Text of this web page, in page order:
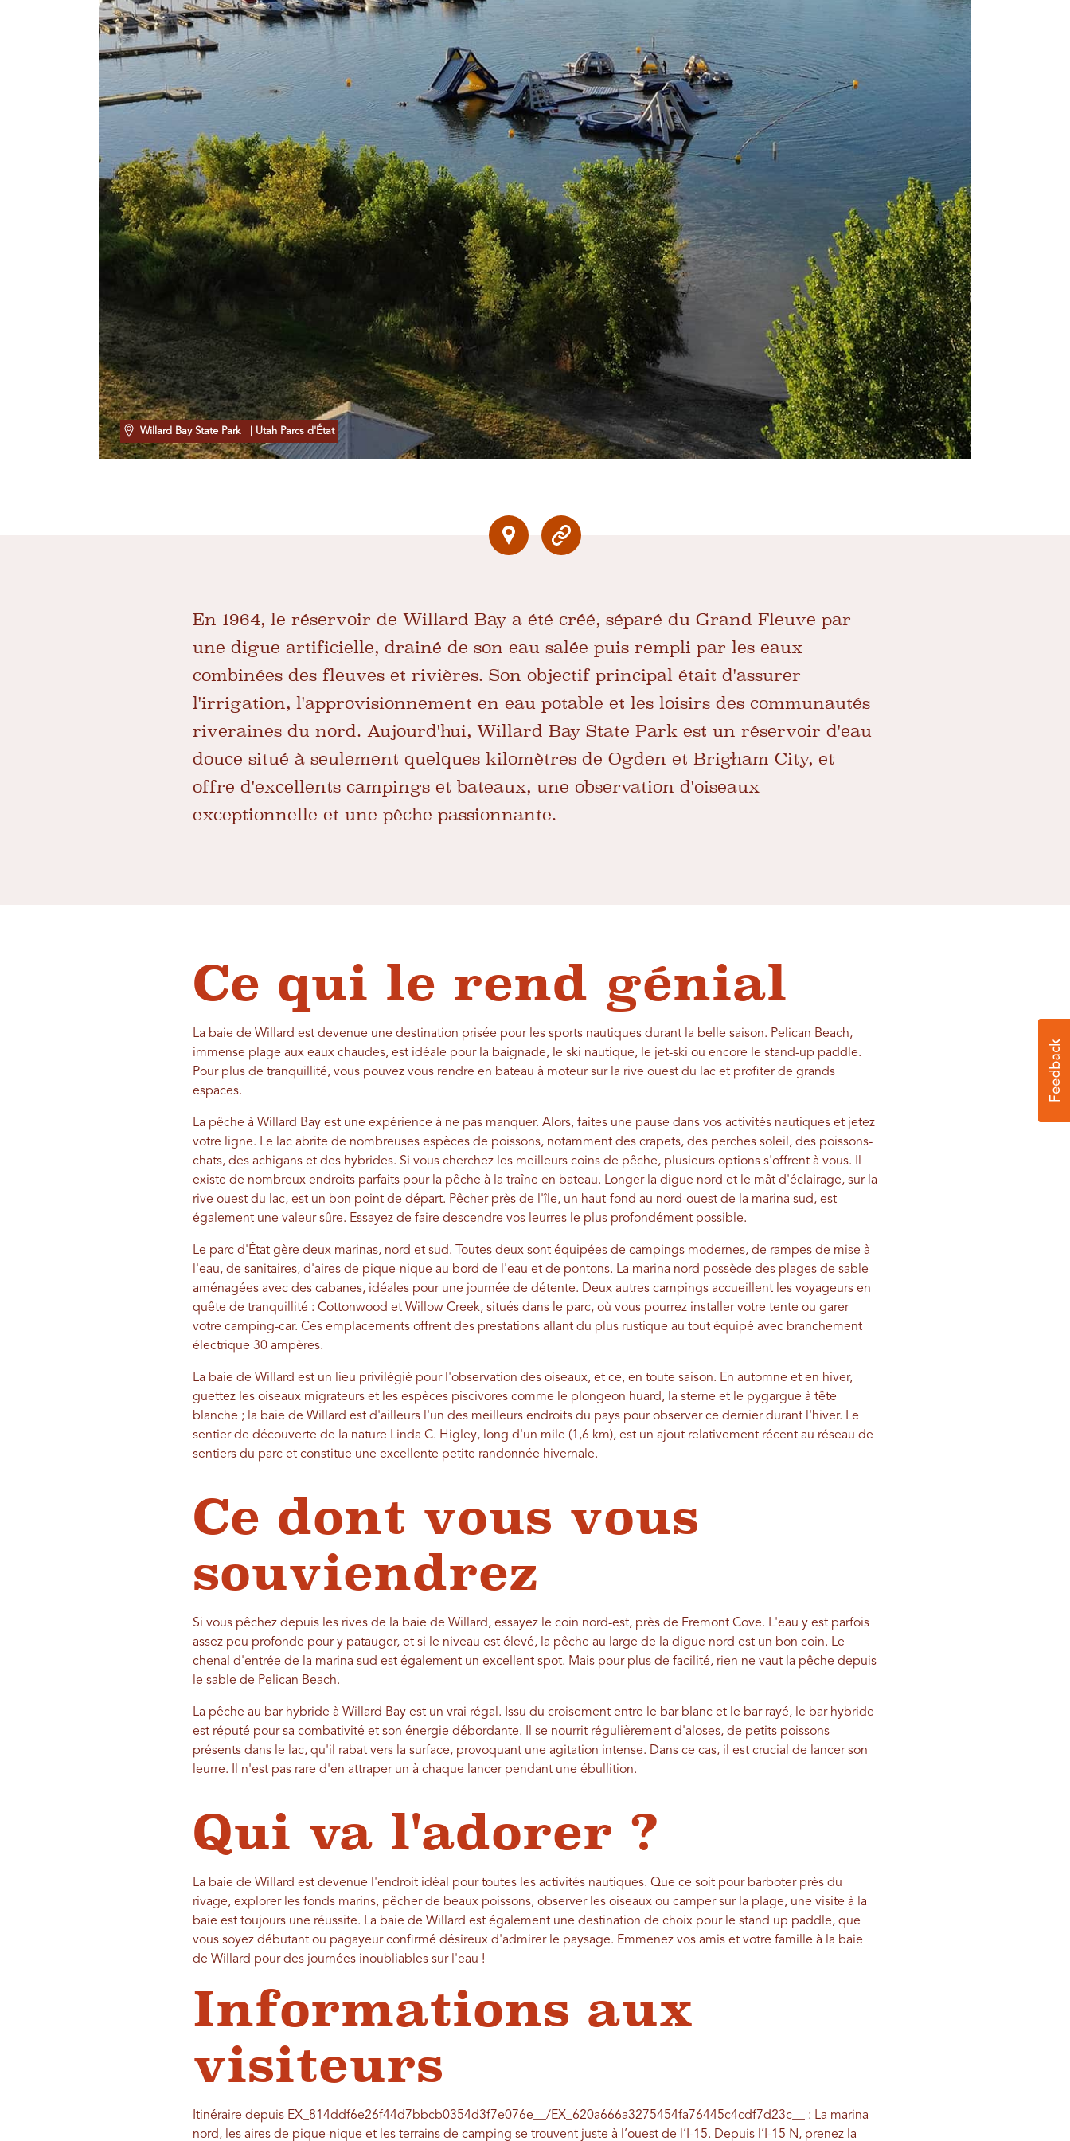
Willard Bay State Park | Utah Parcs d'État
En 1964, le réservoir de Willard Bay a été créé, séparé du Grand Fleuve par
une digue artificielle, drainé de son eau salée puis rempli par les eaux
combinées des fleuves et rivières. Son objectif principal était d'assurer
l'irrigation, l'approvisionnement en eau potable et les loisirs des communautés
riveraines du nord. Aujourd'hui, Willard Bay State Park est un réservoir d'eau
douce situé à seulement quelques kilomètres de Ogden et Brigham City, et
offre d'excellents campings et bateaux, une observation d'oiseaux
exceptionnelle et une pêche passionnante.
Ce qui le rend génial
La baie de Willard est devenue une destination prisée pour les sports nautiques durant la belle saison. Pelican Beach,
immense plage aux eaux chaudes, est idéale pour la baignade, le ski nautique, le jet-ski ou encore le stand-up paddle.
Pour plus de tranquillité, vous pouvez vous rendre en bateau à moteur sur la rive ouest du lac et profiter de grands
espaces.
La pêche à Willard Bay est une expérience à ne pas manquer. Alors, faites une pause dans vos activités nautiques et jetez
votre ligne. Le lac abrite de nombreuses espèces de poissons, notamment des crapets, des perches soleil, des poissons-
chats, des achigans et des hybrides. Si vous cherchez les meilleurs coins de pêche, plusieurs options s'offrent à vous. Il
existe de nombreux endroits parfaits pour la pêche à la traîne en bateau. Longer la digue nord et le mât d'éclairage, sur la
rive ouest du lac, est un bon point de départ. Pêcher près de l'île, un haut-fond au nord-ouest de la marina sud, est
également une valeur sûre. Essayez de faire descendre vos leurres le plus profondément possible.
Le parc d'État gère deux marinas, nord et sud. Toutes deux sont équipées de campings modernes, de rampes de mise à
l'eau, de sanitaires, d'aires de pique-nique au bord de l'eau et de pontons. La marina nord possède des plages de sable
aménagées avec des cabanes, idéales pour une journée de détente. Deux autres campings accueillent les voyageurs en
quête de tranquillité : Cottonwood et Willow Creek, situés dans le parc, où vous pourrez installer votre tente ou garer
votre camping-car. Ces emplacements offrent des prestations allant du plus rustique au tout équipé avec branchement
électrique 30 ampères.
La baie de Willard est un lieu privilégié pour l'observation des oiseaux, et ce, en toute saison. En automne et en hiver,
guettez les oiseaux migrateurs et les espèces piscivores comme le plongeon huard, la sterne et le pygargue à tête
blanche ; la baie de Willard est d'ailleurs l'un des meilleurs endroits du pays pour observer ce dernier durant l'hiver. Le
sentier de découverte de la nature Linda C. Higley, long d'un mile (1,6 km), est un ajout relativement récent au réseau de
sentiers du parc et constitue une excellente petite randonnée hivernale.
Ce dont vous vous
souviendrez
Si vous pêchez depuis les rives de la baie de Willard, essayez le coin nord-est, près de Fremont Cove. L'eau y est parfois
assez peu profonde pour y patauger, et si le niveau est élevé, la pêche au large de la digue nord est un bon coin. Le
chenal d'entrée de la marina sud est également un excellent spot. Mais pour plus de facilité, rien ne vaut la pêche depuis
le sable de Pelican Beach.
La pêche au bar hybride à Willard Bay est un vrai régal. Issu du croisement entre le bar blanc et le bar rayé, le bar hybride
est réputé pour sa combativité et son énergie débordante. Il se nourrit régulièrement d'aloses, de petits poissons
présents dans le lac, qu'il rabat vers la surface, provoquant une agitation intense. Dans ce cas, il est crucial de lancer son
leurre. Il n'est pas rare d'en attraper un à chaque lancer pendant une ébullition.
Qui va l'adorer ?
La baie de Willard est devenue l'endroit idéal pour toutes les activités nautiques. Que ce soit pour barboter près du
rivage, explorer les fonds marins, pêcher de beaux poissons, observer les oiseaux ou camper sur la plage, une visite à la
baie est toujours une réussite. La baie de Willard est également une destination de choix pour le stand up paddle, que
vous soyez débutant ou pagayeur confirmé désireux d'admirer le paysage. Emmenez vos amis et votre famille à la baie
de Willard pour des journées inoubliables sur l'eau !
Informations aux
visiteurs
Itinéraire depuis EX_814ddf6e26f44d7bbcb0354d3f7e076e__/EX_620a666a3275454fa76445c4cdf7d23c__ : La marina
nord, les aires de pique-nique et les terrains de camping se trouvent juste à l’ouest de l’I-15. Depuis l’I-15 N, prenez la